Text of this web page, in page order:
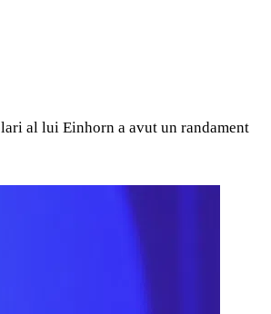
al lui Einhorn a avut un randament